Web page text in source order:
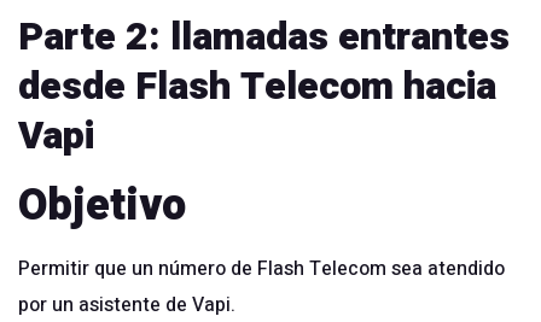
Parte 2: llamadas entrantes
desde Flash Telecom hacia
Vapi
Objetivo
Permitir que un número de Flash Telecom sea atendido
por un asistente de Vapi.